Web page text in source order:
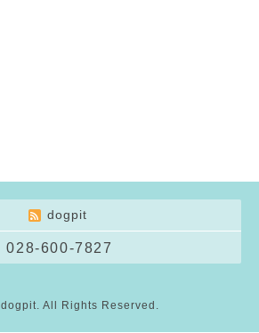
dogpit
028-600-7827
dogpit. All Rights Reserved.